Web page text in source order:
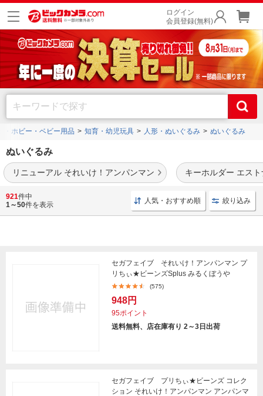
ログイン
会員登録(無料)
・ホビー・ベビー用品 知育・幼児玩具 人形・ぬいぐるみ ぬいぐるみ
ぬいぐるみ
リニューアル それいけ！アンパンマン キーホルダー エス
アンパンマン 電池で動く動物のぬいぐるみ
富に品揃え。
921件中
1～50件を表示 人気・おすすめ順 絞り込み
セガフェイブ それいけ！アンパンマン プ
リちぃ★ビーンズSplus みるくぼうや
(575)
948円
95ポイント
送料無料、店在庫有り 2～3日出荷
セガフェイブ プリちぃ★ビーンズ コレク
ション それいけ！アンパンマン アンパンマ